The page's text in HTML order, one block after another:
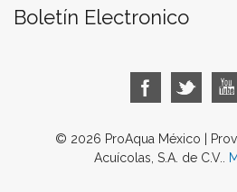
Boletín Electronico
© 2026 ProAqua México |
Acuícolas, S.A. de C.V..